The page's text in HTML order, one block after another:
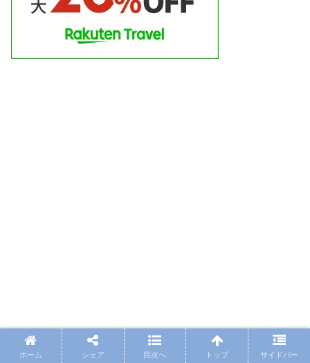
ホーム シェア 目次へ トップ サイドバー